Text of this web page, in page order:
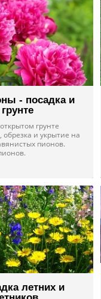
- посадка и
грунте
и укрытие на
пионов.
летних и